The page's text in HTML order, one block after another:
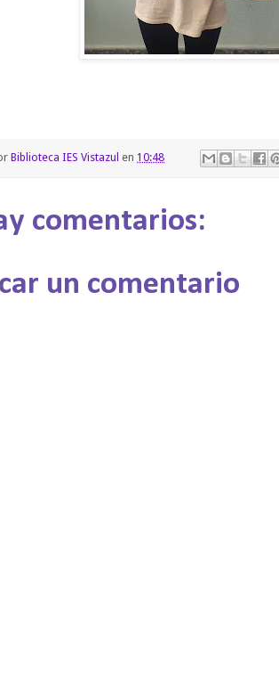
Biblioteca IES Vistazul en 10:48
comentarios:
un comentario